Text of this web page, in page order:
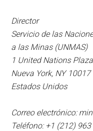
Director
Servicio de las
a las Minas (UNMAS)
1 United Nations Plaza
Nueva York, NY 10017
Estados Unidos
Correo electrónico:
Teléfono: +1 (212)